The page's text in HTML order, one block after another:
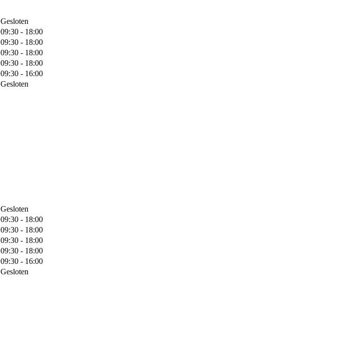
Gesloten
09:30 - 18:00
09:30 - 18:00
09:30 - 18:00
09:30 - 18:00
09:30 - 16:00
Gesloten
Gesloten
09:30 - 18:00
09:30 - 18:00
09:30 - 18:00
09:30 - 18:00
09:30 - 16:00
Gesloten